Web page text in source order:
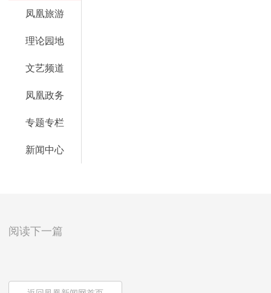
凤凰旅游
理论园地
文艺频道
凤凰政务
专题专栏
新闻中心
阅读下一篇